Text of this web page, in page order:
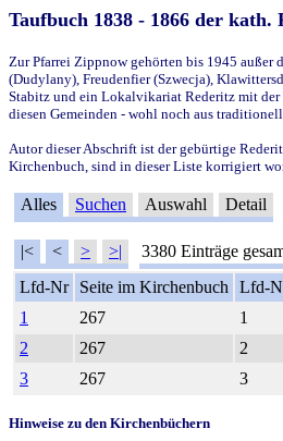
Taufbuch 1838 - 1866 der
Zur Pfarrei Zippnow gehörten bis 1945 außer
(Dudylany), Freudenfier (Szwecja),
Stabitz und ein Lokalvikariat Rederitz mit der
diesen Gemeinden - wohl noch aus
Autor dieser Abschrift ist der gebürtige
Kirchenbuch, sind in dieser Liste korrigiert
Alles Suchen Auswahl Detail
|< < > >| 3380 Einträge
Lfd-Nr
Seite im Kirchenbuch Lfd-
1
267 1
2
267 2
3
267 3
Hinweise zu den Kirchenbüchern